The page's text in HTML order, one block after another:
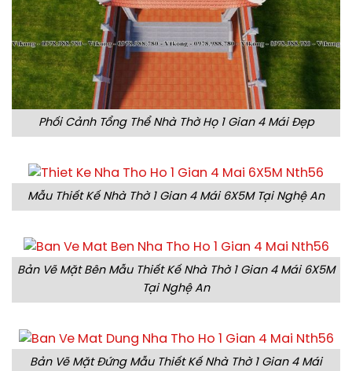
Phối Cảnh Tổng Thể Nhà Thờ Họ 1 Gian 4 Mái Đẹp
Mẫu Thiết Kế Nhà Thờ 1 Gian 4 Mái 6X5M Tại Nghệ An
Bản Vẽ Mặt Bên Mẫu Thiết Kế Nhà Thờ 1 Gian 4 Mái 6X5M
Tại Nghệ An
Bản Vẽ Mặt Đứng Mẫu Thiết Kế Nhà Thờ 1 Gian 4 Mái